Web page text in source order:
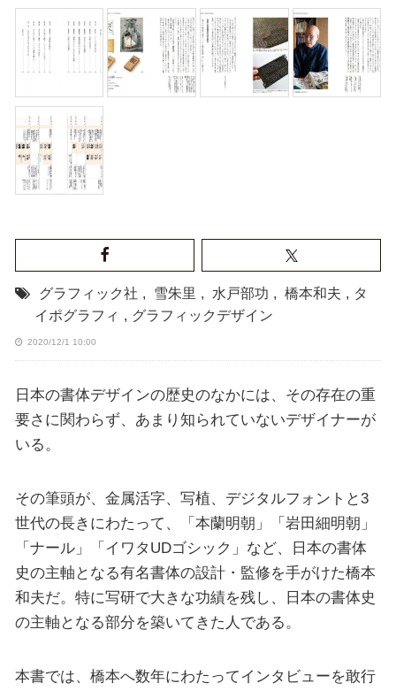
グラフィック社 , 雪朱里 , 水戸部功 , 橋本和夫 , タ
イポグラフィ , グラフィックデザイン
2020/12/1 10:00
日本の書体デザインの歴史のなかには、その存在の重
要さに関わらず、あまり知られていないデザイナーが
いる。
その筆頭が、金属活字、写植、デジタルフォントと3
世代の長きにわたって、「本蘭明朝」「岩田細明朝」
「ナール」「イワタUDゴシック」など、日本の書体
史の主軸となる有名書体の設計・監修を手がけた橋本
和夫だ。特に写研で大きな功績を残し、日本の書体史
の主軸となる部分を築いてきた人である。
本書では、橋本へ数年にわたってインタビューを敢行